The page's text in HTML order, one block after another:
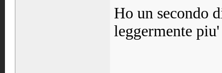
Ho un secondo
leggermente